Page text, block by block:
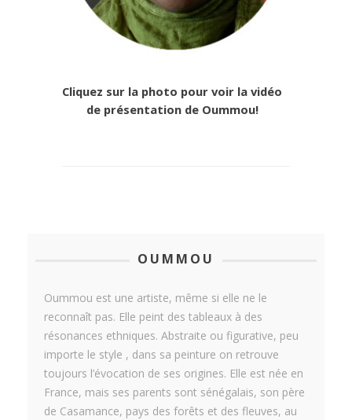
Cliquez sur la photo pour voir la vidéo
de présentation de Oummou!
OUMMOU
Oummou est une artiste, même si elle ne le
reconnaît pas. Elle peint des tableaux à des
résonances ethniques. Abstraite ou figurative, peu
importe le style , dans sa peinture on retrouve
toujours l’évocation de ses origines. Elle est née en
France, mais ses parents sont sénégalais, son père
de Casamance, pays des forêts et des fleuves, au